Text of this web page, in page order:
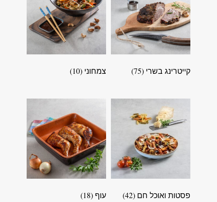
קייטרינג בשרי (75) צמחוני (10)
פסטות ואוכל חם (42) עוף (18)